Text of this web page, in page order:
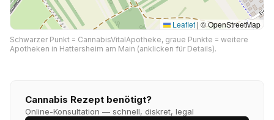
Leaflet | © OpenStreetMap
Schwarzer Punkt = CannabisVitalApotheke, graue Punkte = weitere
Apotheken in Hattersheim am Main (anklicken für Details).
Cannabis Rezept benötigt?
Online-Konsultation — schnell, diskret, legal